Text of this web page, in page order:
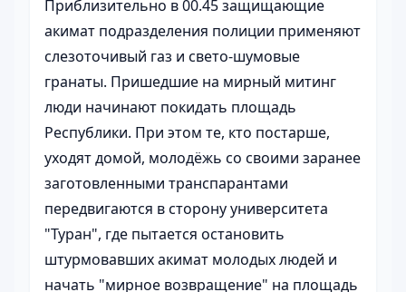
Приблизительно в 00.45 защищающие
акимат подразделения полиции применяют
слезоточивый газ и свето-шумовые
гранаты. Пришедшие на мирный митинг
люди начинают покидать площадь
Республики. При этом те, кто постарше,
уходят домой, молодёжь со своими заранее
заготовленными транспарантами
передвигаются в сторону университета
"Туран", где пытается остановить
штурмовавших акимат молодых людей и
начать "мирное возвращение" на площадь